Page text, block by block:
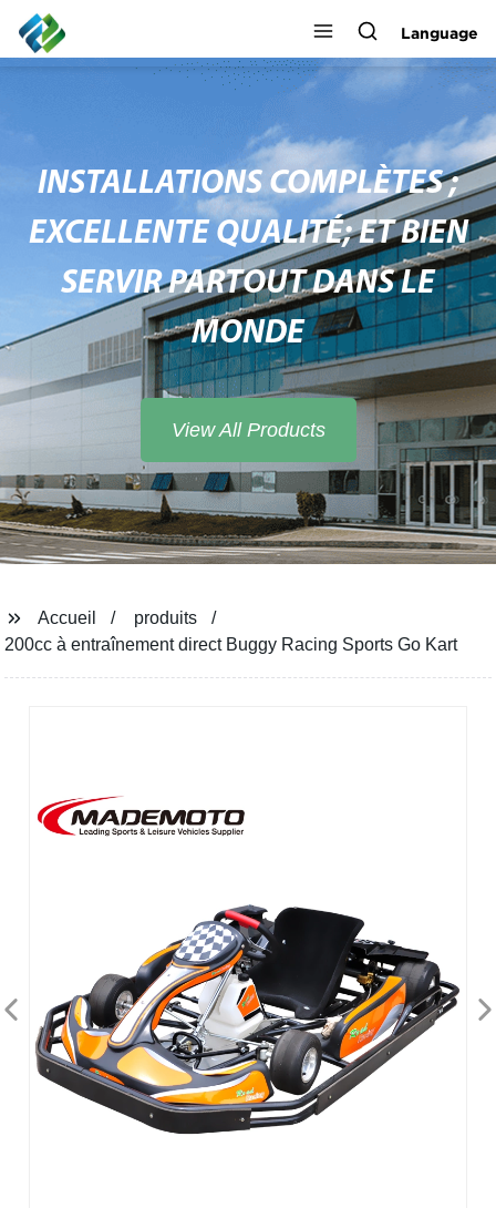
Language
INSTALLATIONS COMPLÈTES ;
EXCELLENTE QUALITÉ; ET BIEN
SERVIR PARTOUT DANS LE
MONDE
View All Products
Accueil
produits
200cc à entraînement direct Buggy Racing Sports Go Kart